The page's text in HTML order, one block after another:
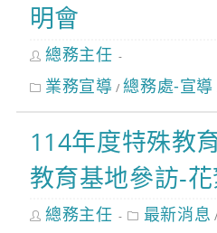
明會
Post
author:
總務主任
Post
category:
業務宣導 / 總務處-宣導
114年度特殊教
教育基地參訪-
Post
author:
總務主任
Post
category:
最新消息 /